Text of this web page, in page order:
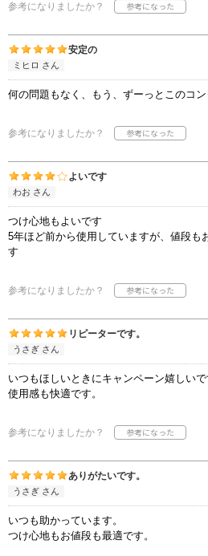
参考になりましたか？
安定の
ミヒロ さん
何の問題もなく、もう、ずーっとこのコン
参考になりましたか？
よいです
わお さん
つけ心地もよいです
5年ほど前から使用していますが、値段も
す
参考になりましたか？
リピーターです。
うさぎ さん
いつもほしいときにキャンペーン嬉しいで
使用感も快適です。
参考になりましたか？
ありがたいです。
うさぎ さん
いつも助かっています。
つけ心地もお値段も最適です。